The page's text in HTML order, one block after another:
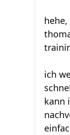
ich
kann